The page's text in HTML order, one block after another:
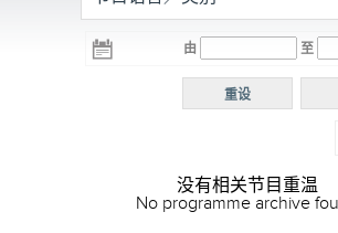
电台 电台
R5
电台
普通
由 至
重设
没有相关节目重温
No programme archive